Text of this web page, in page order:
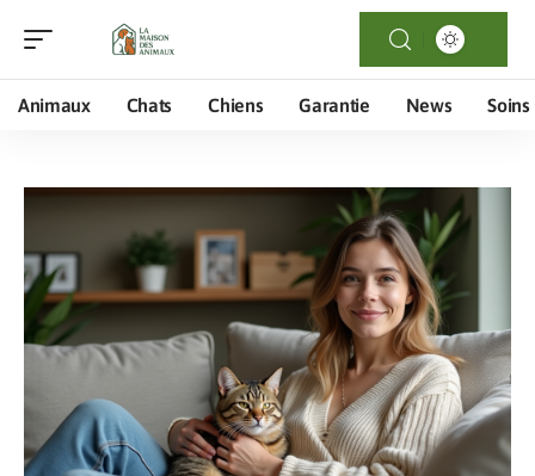
Animaux Chats Chiens Garantie News Soins